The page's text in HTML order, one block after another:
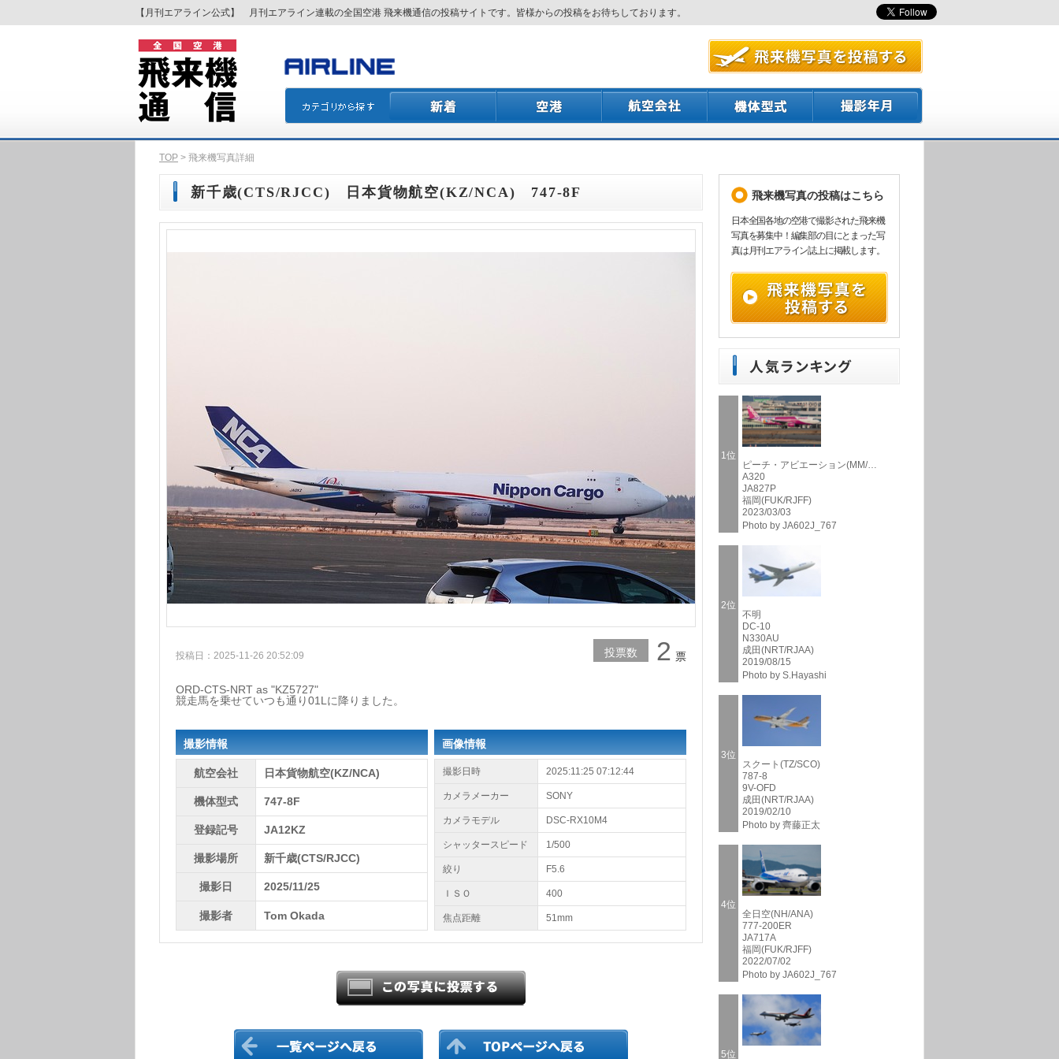
【月刊エアライン公式】 月刊エアライン連載の全国空港 飛来機通信の投稿サイトです。皆様からの投稿をお待ちしております。
TOP > 飛来機写真詳細
新千歳(CTS/RJCC) 日本貨物航空(KZ/NCA) 747-8F
投稿日：2025-11-26 20:52:09 投票数 2 票
ORD-CTS-NRT as "KZ5727"
競走馬を乗せていつも通り01Lに降りました。
撮影情報
航空会社 日本貨物航空(KZ/NCA)
機体型式 747-8F
登録記号 JA12KZ
撮影場所 新千歳(CTS/RJCC)
撮影日 2025/11/25
撮影者 Tom Okada
画像情報
撮影日時 2025:11:25 07:12:44
カメラメーカー SONY
カメラモデル DSC-RX10M4
シャッタースピード 1/500
絞り F5.6
ＩＳＯ 400
焦点距離 51mm
飛来機写真の投稿はこちら
日本全国各地の空港で撮影された飛来機
写真を募集中！編集部の目にとまった写
真は月刊エアライン誌上に掲載します。
1位
ピーチ・アビエーション(MM/…
A320
JA827P
福岡(FUK/RJFF)
2023/03/03
Photo by JA602J_767
2位
不明
DC-10
N330AU
成田(NRT/RJAA)
2019/08/15
Photo by S.Hayashi
3位
スクート(TZ/SCO)
787-8
9V-OFD
成田(NRT/RJAA)
2019/02/10
Photo by 齊藤正太
4位
全日空(NH/ANA)
777-200ER
JA717A
福岡(FUK/RJFF)
2022/07/02
Photo by JA602J_767
5位